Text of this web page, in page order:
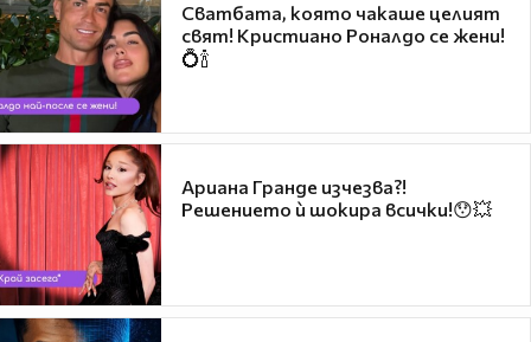
Сватбата, която чакаше целият
свят! Кристиано Роналдо се жени!
💍🍾
Ариана Гранде изчезва?!
Решението ѝ шокира всички!😯💥